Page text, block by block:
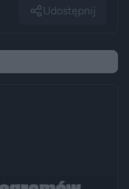
Udostępnij